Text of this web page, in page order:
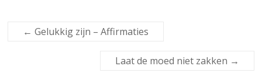
← Gelukkig zijn – Affirmaties
Laat de moed niet zakken →